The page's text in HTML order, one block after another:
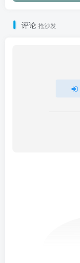
评论 抢沙发